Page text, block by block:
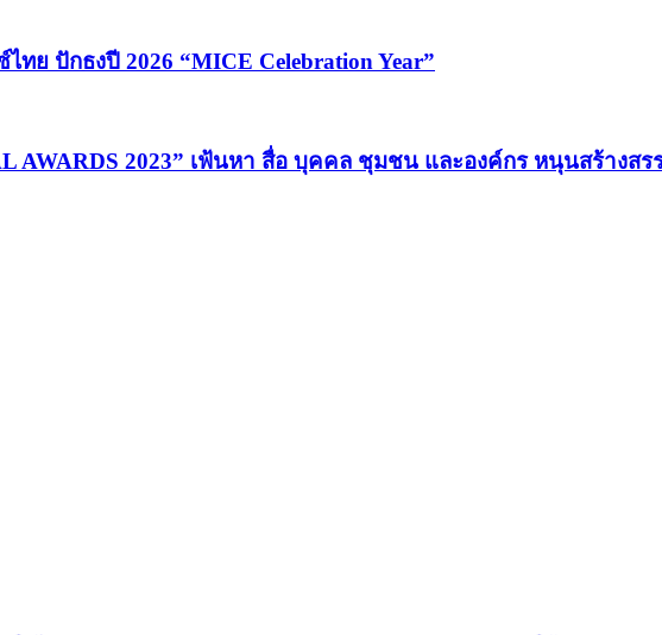
ย ปักธงปี 2026 “MICE Celebration Year”
2023” เฟ้นหา สื่อ บุคคล ชุมชน และองค์กร หนุนสร้างส